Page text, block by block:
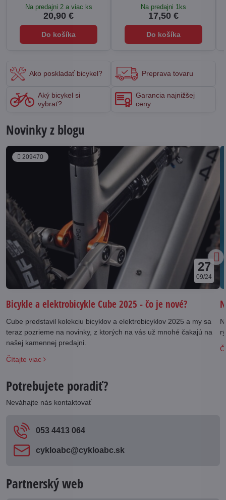
Novinky z blogu
209470
27
09/24
Bicykle a elektrobicykle Cube 2025 - čo je nové?
Cube predstavil kolekciu bicyklov a elektrobicyklov 2025 a my sa
teraz pozrieme na novinky, z ktorých na vás už mnohé čakajú na
našej kamennej predajni.
Čítajte viac
Na predajni 2 a viac ks
20,90 €
Do košíka
Na predajni 1ks
17,50 €
Do košíka
Ako poskladať bicykel? Preprava tovaru
Aký bicykel si
vybrať?
Garancia najnižšej
ceny
Potrebujete poradiť?
Neváhajte nás kontaktovať
053 4413 064
cykloabc​@cykloabc​.sk
Partnerský web